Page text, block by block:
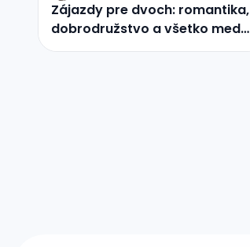
Zájazdy pre dvoch: romantika,
dobrodružstvo a všetko medzi
tým…